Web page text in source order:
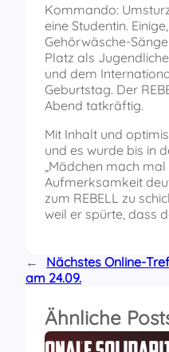
Kommando:
eine Studentin.
Gehörwäsche-
Platz als
und dem
Geburtstag. Der
Abend tatkräftig.
Mit Inhalt und
und es wurde bis in
„Mädchen mach
Aufmerksamkeit
zum REBELL zu
weil er spürte, dass
←
Nächstes Online-
am 24.09.
Ähnliche